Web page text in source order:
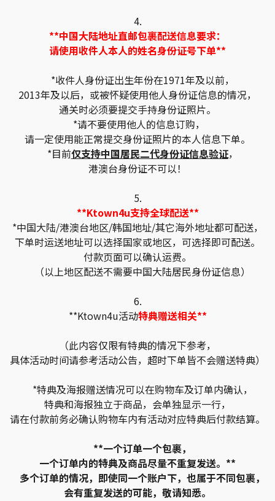
4.
**中国大陆地址直邮包裹配送信息要求：
请使用收件人本人的姓名身份证号下单**
*收件人身份证出生年份在1971年及以前，
2013年及以后，或被怀疑使用他人身份证信息的情况，
通关时必须要提交手持身份证照片。
*请不要使用他人的信息订购，
请一定使用能正常提交身份证照片的本人信息下单。
*目前仅支持中国居民二代身份证信息验证，
港澳台身份证不可以！
5.
**Ktown4u支持全球配送**
*中国大陆/港澳台地区/韩国地址/其它海外地址都可配送，
下单时运送地址可以选择国家或地区，可选择即可配送。
付款页面可以确认运费。
（以上地区配送不需要中国大陆居民身份证信息）
6.
**Ktown4u活动特典赠送相关**
（此内容仅限有特典的情况下参考，
具体活动时间请参考活动公告，超时下单皆不会赠送特典）
*特典及海报赠送情况可以在购物车及订单内确认，
特典和海报独立于商品，会单独显示一行，
请在付款前务必确认购物车内有活动对应特典后付款结算。
**一个订单一个包裹，
一个订单内的特典及商品尽量不重复发送。**
多个订单的情况，即使同一个账户下，也属于不同包裹，
会有重复发送的可能，敬请知悉。